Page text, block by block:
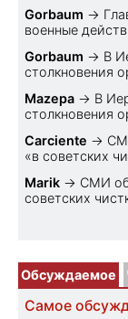
Gorbaum →
военные
Gorbaum → В
столкновения
Mazepa → В
столкновения
Carciente →
«в советских
Marik → СМИ
советских
Обсуждаемое
Самое